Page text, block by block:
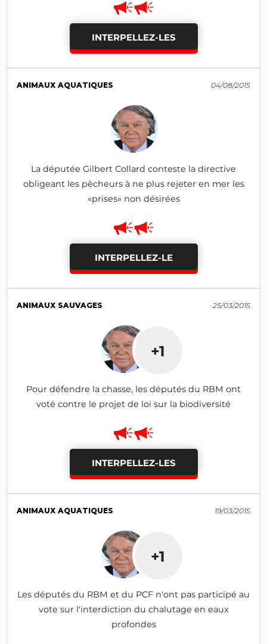
INTERPELLEZ-LES
ANIMAUX AQUATIQUES 04/08/2015
La députée Gilbert Collard conteste la directive
obligeant les pêcheurs à ne plus rejeter en mer les
«prises» non désirées
INTERPELLEZ-LE
ANIMAUX SAUVAGES 25/03/2015
+1
Pour défendre la chasse, les députés du RBM ont
voté contre le projet de loi sur la biodiversité
INTERPELLEZ-LES
ANIMAUX AQUATIQUES 19/03/2015
+1
Les députés du RBM et du PCF n'ont pas participé au
vote sur l'interdiction du chalutage en eaux
profondes